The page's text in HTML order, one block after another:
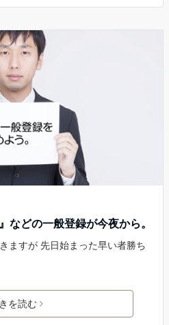
などの一般登録が今夜から。
ますが 先日始まった早い者勝ち
を読む